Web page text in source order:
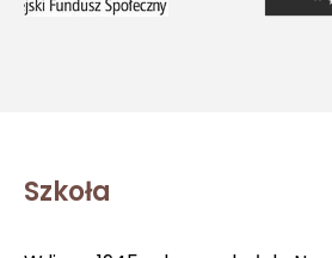
Szkoła